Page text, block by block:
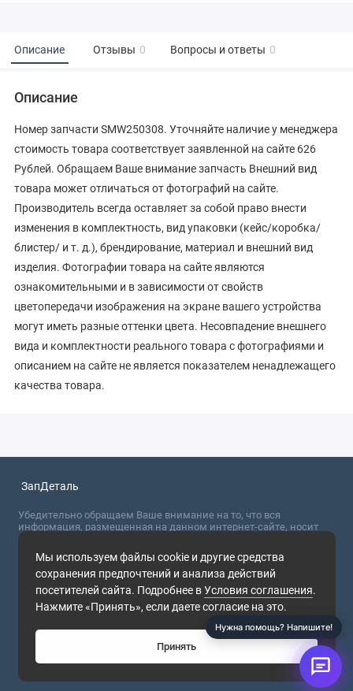
Описание Отзывы 0 Вопросы и ответы 0
Описание
Номер запчасти SMW250308. Уточняйте наличие у менеджера
стоимость товара соответствует заявленной на сайте 626
Рублей. Обращаем Ваше внимание запчасть Внешний вид
товара может отличаться от фотографий на сайте.
Производитель всегда оставляет за собой право внести
изменения в комплектность, вид упаковки (кейс/коробка/
блистер/ и т. д.), брендирование, материал и внешний вид
изделия. Фотографии товара на сайте являются
ознакомительными и в зависимости от свойств
цветопередачи изображения на экране вашего устройства
могут иметь разные оттенки цвета. Несовпадение внешнего
вида и комплектности реального товара с фотографиями и
описанием на сайте не является показателем ненадлежащего
качества товара.
Мы используем файлы cookie и другие средства
сохранения предпочтений и анализа действий
посетителей сайта. Подробнее вУсловия соглашения.
Нажмите «Принять», если даете согласие на это.
Принять
ЗапДеталь
Убедительно обращаем Ваше внимание на то, что вся
информация, размещенная на данном интернет-сайте, носит
сугубо информационный характер и не являются публичной
офертой, определяемой положениями Статьи 437 (2) ГК РФ. Для
получения точной информации о стоимости товаров,
пожалуйста, обращайтесь в ближайший офис продаж.
2026
Нужна помощь? Напишите!